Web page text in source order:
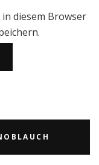
diesem Browser